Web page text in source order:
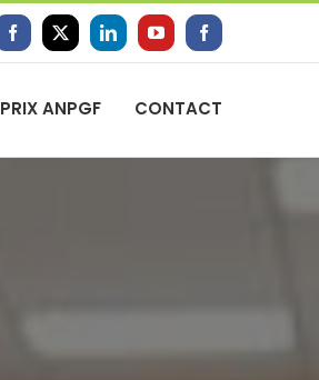
Facebook
X LinkedInYouTubeFacebook
PRIX ANPGF CONTACT